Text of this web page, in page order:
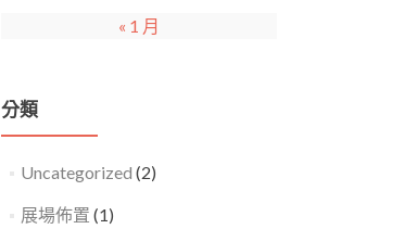
« 1 月
分類
Uncategorized (2)
展場佈置 (1)